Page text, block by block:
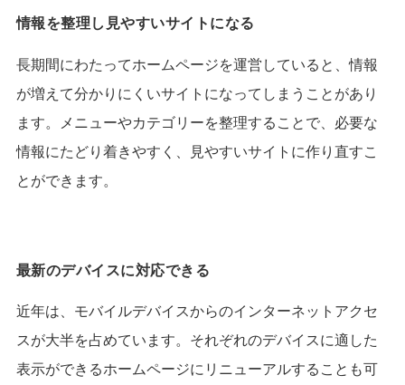
情報を整理し見やすいサイトになる
長期間にわたってホームページを運営していると、情報
が増えて分かりにくいサイトになってしまうことがあり
ます。
メニューやカテゴリーを整理することで、必要な
情報にたどり着きやすく、見やすいサイトに作り直すこ
とができます。
最新のデバイスに対応できる
近年は、モバイルデバイスからのインターネットアクセ
スが大半を占めています。 それぞれのデバイスに適した
表示ができるホームページにリニューアルすることも可